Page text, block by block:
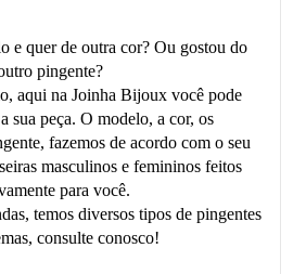
e quer de outra cor? Ou gostou do
pingente?
aqui na Joinha Bijoux você pode
sua peça. O modelo, a cor, os
fazemos de acordo com o seu
masculinos e femininos feitos
para você.
temos diversos tipos de pingentes
consulte conosco!